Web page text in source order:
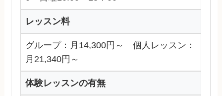
レッスン料
グループ：月14,300円～ 個人レッスン：
月21,340円～
体験レッスンの有無